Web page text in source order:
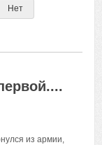
Нет
из армии,